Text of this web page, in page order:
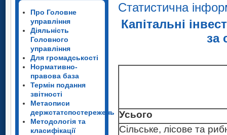
Про Головне
управління
Діяльність
Головного
управління
Для громадськості
Нормативно-
правова база
Термін подання
звітності
Метаописи
держстатспостережень
Методологія та
класифікації
Статистична
Капітальні
за
Усього
Сільське, лісове та